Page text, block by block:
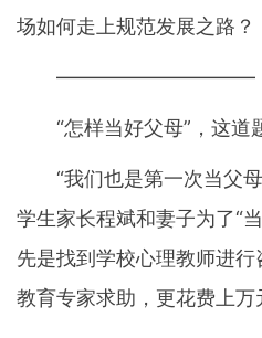
场如何走上规范发展之路？
——————————
“怎样当好父母”，这道
“我们也是第一次当父母
学生家长程斌和妻子为了“
先是找到学校心理教师进
教育专家求助，更花费上万